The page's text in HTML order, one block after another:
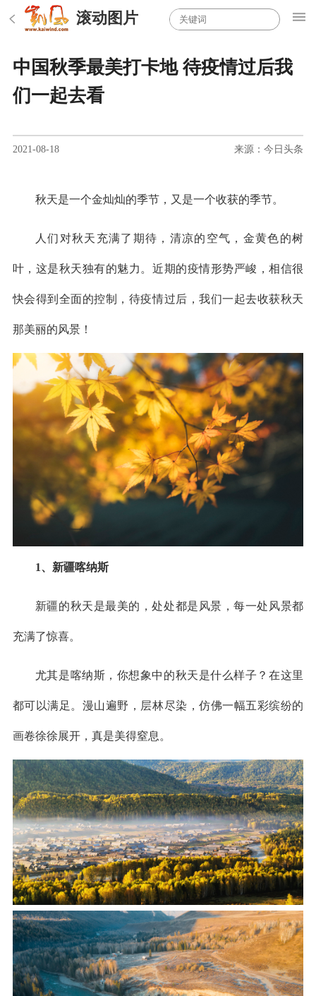
滚动图片
中国秋季最美打卡地 待疫情过后我
们一起去看
2021-08-18 来源：今日头条
秋天是一个金灿灿的季节，又是一个收获的季节。
人们对秋天充满了期待，清凉的空气，金黄色的树
叶，这是秋天独有的魅力。近期的疫情形势严峻，相信很
快会得到全面的控制，待疫情过后，我们一起去收获秋天
那美丽的风景！
1、新疆喀纳斯
新疆的秋天是最美的，处处都是风景，每一处风景都
充满了惊喜。
尤其是喀纳斯，你想象中的秋天是什么样子？在这里
都可以满足。漫山遍野，层林尽染，仿佛一幅五彩缤纷的
画卷徐徐展开，真是美得窒息。